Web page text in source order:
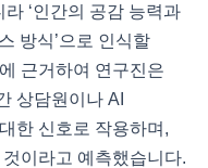
라 ‘인간의 공감 능력과
방식’으로 인식할
근거하여 연구진은
상담원이나 AI
한 신호로 작용하며,
이라고 예측했습니다.